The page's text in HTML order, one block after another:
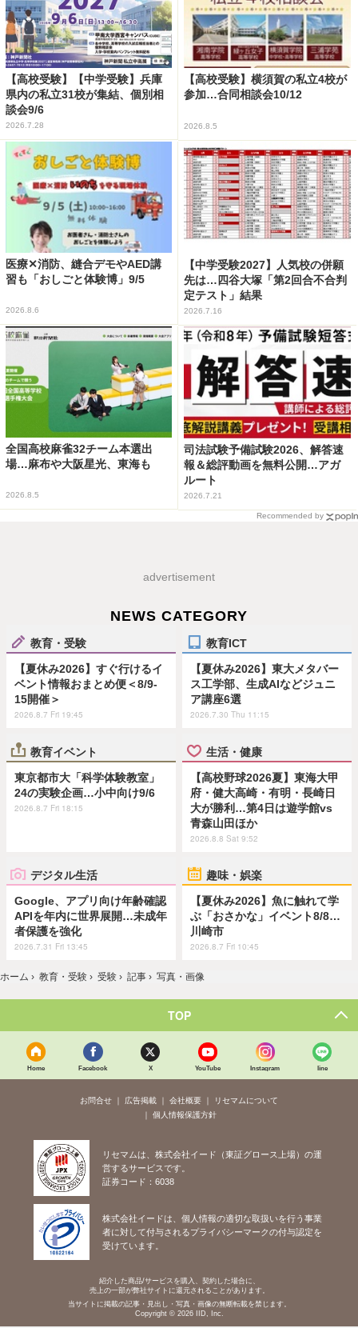
【高校受験】【中学受験】兵庫
県内の私立31校が集結、個別相
談会9/6
2026.7.28
【高校受験】横須賀の私立4校が
参加…合同相談会10/12
2026.8.5
医療✕消防、縫合デモやAED講
習も「おしごと体験博」9/5
2026.8.6
【中学受験2027】人気校の併願
先は…四谷大塚「第2回合不合判
定テスト」結果
2026.7.16
全国高校麻雀32チーム本選出
場…麻布や大阪星光、東海も
2026.8.5
司法試験予備試験2026、解答速
報＆総評動画を無料公開…アガ
ルート
2026.7.21
Recommended by
advertisement
NEWS CATEGORY
教育・受験
【夏休み2026】すぐ行けるイ
ベント情報おまとめ便＜8/9-
15開催＞
2026.8.7 Fri 19:45
教育ICT
【夏休み2026】東大メタバー
ス工学部、生成AIなどジュニ
ア講座6選
2026.7.30 Thu 11:15
教育イベント
東京都市大「科学体験教室」
24の実験企画…小中向け9/6
2026.8.7 Fri 18:15
生活・健康
【高校野球2026夏】東海大甲
府・健大高崎・有明・長崎日
大が勝利…第4日は遊学館vs
青森山田ほか
2026.8.8 Sat 9:52
デジタル生活
Google、アプリ向け年齢確認
APIを年内に世界展開…未成年
者保護を強化
2026.7.31 Fri 13:45
趣味・娯楽
【夏休み2026】魚に触れて学
ぶ「おさかな」イベント8/8…
川崎市
2026.8.7 Fri 10:45
ホーム › 教育・受験 › 受験 › 記事 › 写真・画像
TOP
Home Facebook X YouTube Instagram line
お問合せ 広告掲載 会社概要
リセマムについて
個人情報保護方針
リセマムは、株式会社イード（東証グロース上場）の運
営するサービスです。
証券コード：6038
株式会社イードは、個人情報の適切な取扱いを行う事業
者に対して付与されるプライバシーマークの付与認定を
受けています。
紹介した商品/サービスを購入、契約した場合に、
売上の一部が弊社サイトに還元されることがあります。
当サイトに掲載の記事・見出し・写真・画像の無断転載を禁じます。
Copyright © 2026 IID, Inc.